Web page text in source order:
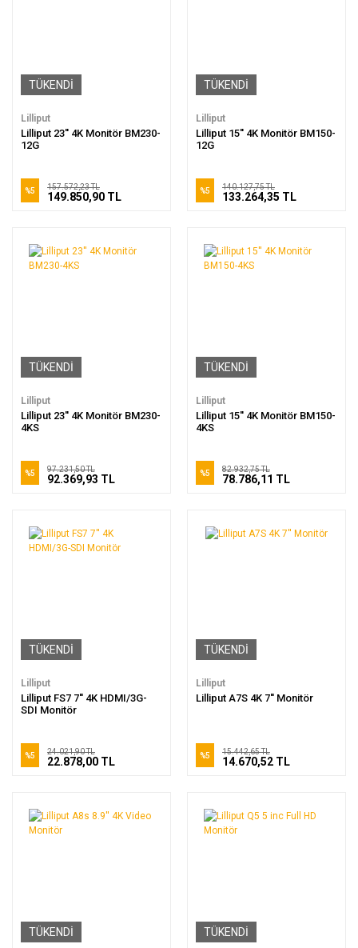
TÜKENDİ
Lilliput
Lilliput 23'' 4K Monitör BM230-
12G
%5 157.572,23 TL
149.850,90 TL
TÜKENDİ
Lilliput
Lilliput 15'' 4K Monitör BM150-
12G
%5 140.127,75 TL
133.264,35 TL
TÜKENDİ
Lilliput
Lilliput 23'' 4K Monitör BM230-
4KS
%5 97.231,50 TL
92.369,93 TL
TÜKENDİ
Lilliput
Lilliput 15'' 4K Monitör BM150-
4KS
%5 82.932,75 TL
78.786,11 TL
TÜKENDİ
Lilliput
Lilliput FS7 7'' 4K HDMI/3G-
SDI Monitör
%5 24.021,90 TL
22.878,00 TL
TÜKENDİ
Lilliput
Lilliput A7S 4K 7'' Monitör
%5 15.442,65 TL
14.670,52 TL
TÜKENDİ TÜKENDİ